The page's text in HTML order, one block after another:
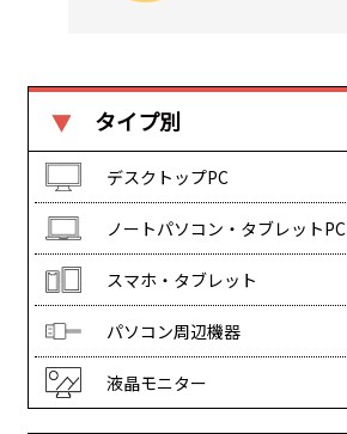
タイプ別
デスクトップPC
ノートパソコン・タブレットPC
スマホ・タブレット
パソコン周辺機器
液晶モニター